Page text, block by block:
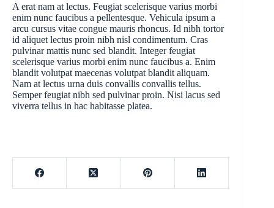
A erat nam at lectus. Feugiat scelerisque varius morbi
enim nunc faucibus a pellentesque. Vehicula ipsum a
arcu cursus vitae congue mauris rhoncus. Id nibh tortor
id aliquet lectus proin nibh nisl condimentum. Cras
pulvinar mattis nunc sed blandit. Integer feugiat
scelerisque varius morbi enim nunc faucibus a. Enim
blandit volutpat maecenas volutpat blandit aliquam.
Nam at lectus urna duis convallis convallis tellus.
Semper feugiat nibh sed pulvinar proin. Nisi lacus sed
viverra tellus in hac habitasse platea.